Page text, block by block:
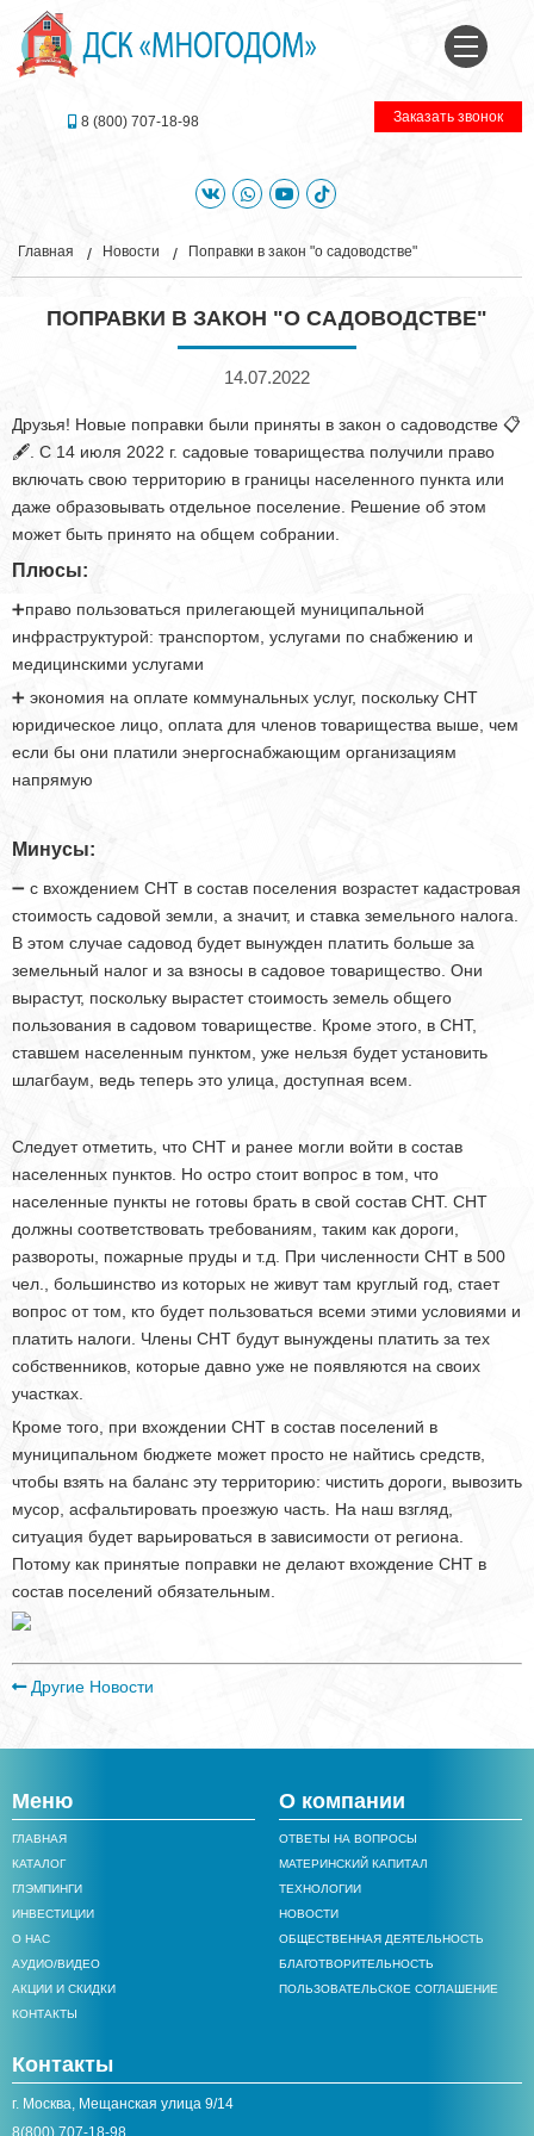
8 (800) 707-18-98 Заказать звонок
Главная Новости Поправки в закон "о садоводстве"
ПОПРАВКИ В ЗАКОН "О САДОВОДСТВЕ"
14.07.2022
Друзья! Новые поправки были приняты в закон о садоводстве 📋
🖋. С 14 июля 2022 г. садовые товарищества получили право
включать свою территорию в границы населенного пункта или
даже образовывать отдельное поселение. Решение об этом
может быть принято на общем собрании.
Плюсы:
➕право пользоваться прилегающей муниципальной
инфраструктурой: транспортом, услугами по снабжению и
медицинскими услугами
➕ экономия на оплате коммунальных услуг, поскольку СНТ
юридическое лицо, оплата для членов товарищества выше, чем
если бы они платили энергоснабжающим организациям
напрямую
Минусы:
➖ с вхождением СНТ в состав поселения возрастет кадастровая
стоимость садовой земли, а значит, и ставка земельного налога.
В этом случае садовод будет вынужден платить больше за
земельный налог и за взносы в садовое товарищество. Они
вырастут, поскольку вырастет стоимость земель общего
пользования в садовом товариществе. Кроме этого, в СНТ,
ставшем населенным пунктом, уже нельзя будет установить
шлагбаум, ведь теперь это улица, доступная всем.
Следует отметить, что СНТ и ранее могли войти в состав
населенных пунктов. Но остро стоит вопрос в том, что
населенные пункты не готовы брать в свой состав СНТ. СНТ
должны соответствовать требованиям, таким как дороги,
развороты, пожарные пруды и т.д. При численности СНТ в 500
чел., большинство из которых не живут там круглый год, стает
вопрос от том, кто будет пользоваться всеми этими условиями и
платить налоги. Члены СНТ будут вынуждены платить за тех
собственников, которые давно уже не появляются на своих
участках.
Кроме того, при вхождении СНТ в состав поселений в
муниципальном бюджете может просто не найтись средств,
чтобы взять на баланс эту территорию: чистить дороги, вывозить
мусор, асфальтировать проезжую часть. На наш взгляд,
ситуация будет варьироваться в зависимости от региона.
Потому как принятые поправки не делают вхождение СНТ в
состав поселений обязательным.
Другие Новости
Меню
ГЛАВНАЯ
КАТАЛОГ
ГЛЭМПИНГИ
ИНВЕСТИЦИИ
О НАС
АУДИО/ВИДЕО
АКЦИИ И СКИДКИ
КОНТАКТЫ
О компании
ОТВЕТЫ НА ВОПРОСЫ
МАТЕРИНСКИЙ КАПИТАЛ
ТЕХНОЛОГИИ
НОВОСТИ
ОБЩЕСТВЕННАЯ ДЕЯТЕЛЬНОСТЬ
БЛАГОТВОРИТЕЛЬНОСТЬ
ПОЛЬЗОВАТЕЛЬСКОЕ СОГЛАШЕНИЕ
Контакты
г. Москва, Мещанская улица 9/14
8(800) 707-18-98